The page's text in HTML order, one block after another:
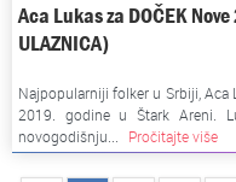
Aca Lukas za DOČEK
ULAZNICA)
Najpopularniji folker u Srbiji, Aca
2019. godine u Štark Areni.
novogodišnju...
Pročitajte više